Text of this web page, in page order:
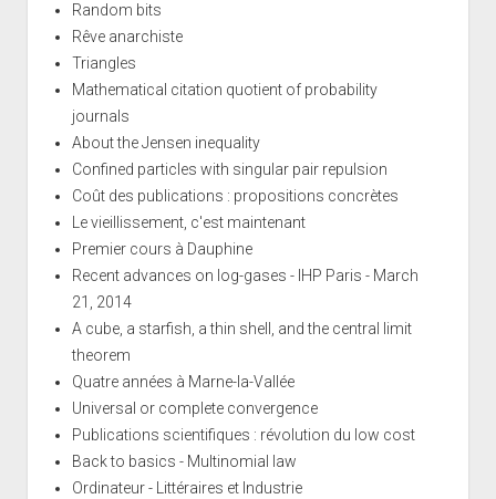
Random bits
Rêve anarchiste
Triangles
Mathematical citation quotient of probability
journals
About the Jensen inequality
Confined particles with singular pair repulsion
Coût des publications : propositions concrètes
Le vieillissement, c'est maintenant
Premier cours à Dauphine
Recent advances on log-gases - IHP Paris - March
21, 2014
A cube, a starfish, a thin shell, and the central limit
theorem
Quatre années à Marne-la-Vallée
Universal or complete convergence
Publications scientifiques : révolution du low cost
Back to basics - Multinomial law
Ordinateur - Littéraires et Industrie